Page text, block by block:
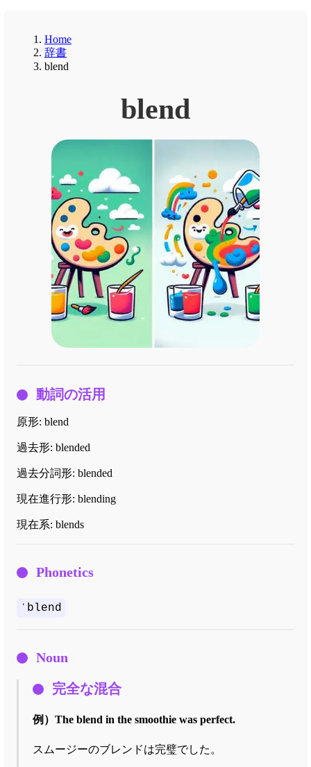
Home
辞書
blend
blend
動詞の活用
原形: blend
過去形: blended
過去分詞形: blended
現在進行形: blending
現在系: blends
Phonetics
ˈblend
Noun
完全な混合
例） The blend in the smoothie was perfect.
スムージーのブレンドは完璧でした。